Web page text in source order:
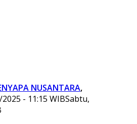
NUSANTARA,
- 11:15 WIBSabtu,